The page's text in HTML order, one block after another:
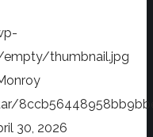
thumbnail.jpg
30, 2026